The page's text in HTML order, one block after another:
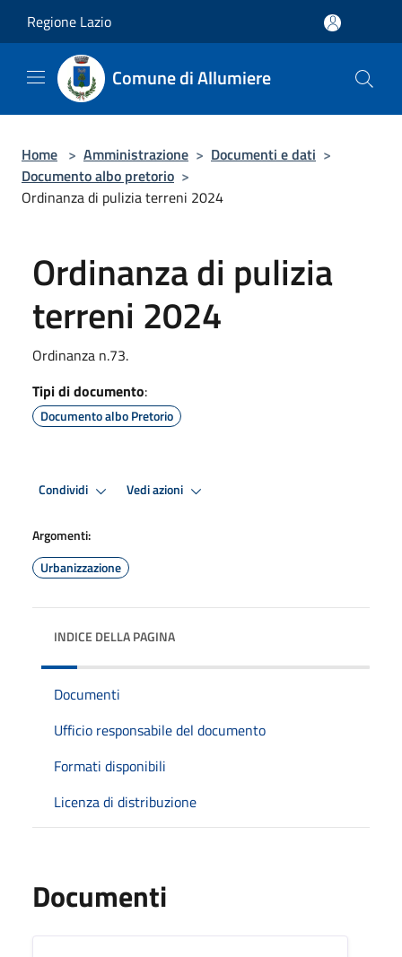
Regione Lazio
Comune di Allumiere
Home > Amministrazione > Documenti e dati >
Documento albo pretorio >
Ordinanza di pulizia terreni 2024
Ordinanza di pulizia
terreni 2024
Ordinanza n.73.
Tipi di documento:
Documento albo Pretorio
Condividi Vedi azioni
Argomenti:
Urbanizzazione
INDICE DELLA PAGINA
Documenti
Ufficio responsabile del documento
Formati disponibili
Licenza di distribuzione
Documenti